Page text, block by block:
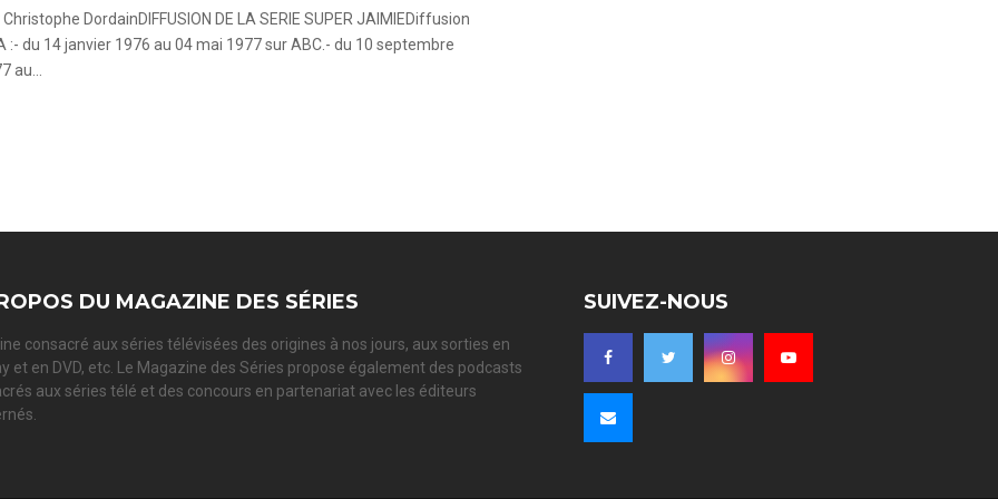
Christophe DordainDIFFUSION DE LA SERIE SUPER JAIMIEDiffusion
:- du 14 janvier 1976 au 04 mai 1977 sur ABC.- du 10 septembre
au...
DU MAGAZINE DES SÉRIES
consacré aux séries télévisées des origines à nos jours, aux sorties en
et en DVD, etc. Le Magazine des Séries propose également des podcasts
aux séries télé et des concours en partenariat avec les éditeurs
SUIVEZ-NOUS